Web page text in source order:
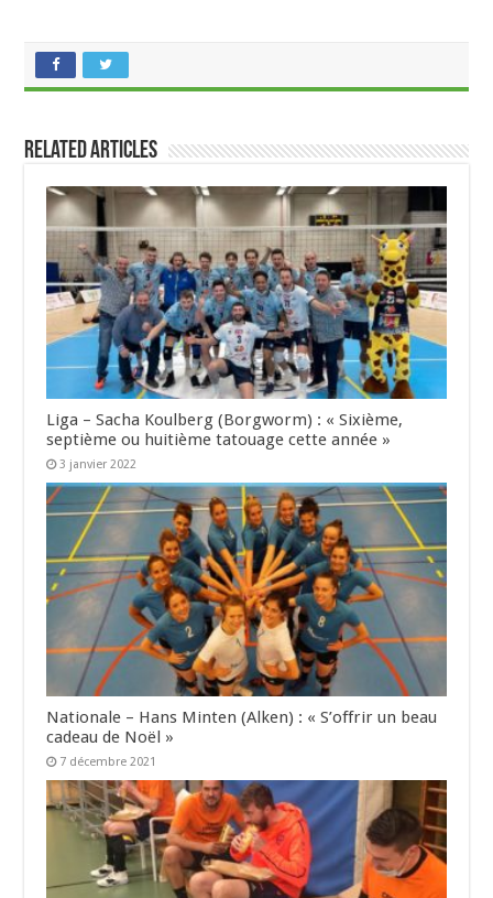
Related Articles
Liga – Sacha Koulberg (Borgworm) : « Sixième,
septième ou huitième tatouage cette année »
3 janvier 2022
Nationale – Hans Minten (Alken) : « S’offrir un beau
cadeau de Noël »
7 décembre 2021